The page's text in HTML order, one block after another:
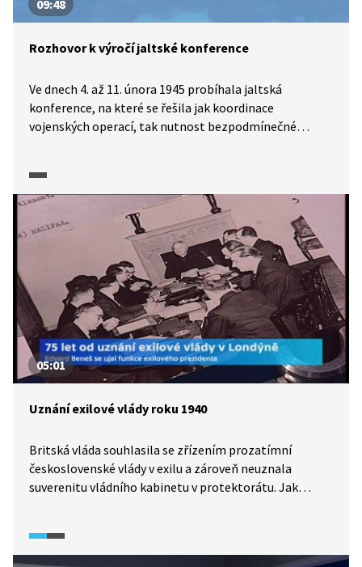
09:48
Rozhovor k výročí jaltské konference
Ve dnech 4. až 11. února 1945 probíhala jaltská
konference, na které se řešila jak koordinace
vojenských operací, tak nutnost bezpodmínečné
konferenci.
05:01
Uznání exilové vlády roku 1940
Britská vláda souhlasila se zřízením prozatímní
československé vlády v exilu a zároveň neuznala
suverenitu vládního kabinetu v protektorátu. Jak